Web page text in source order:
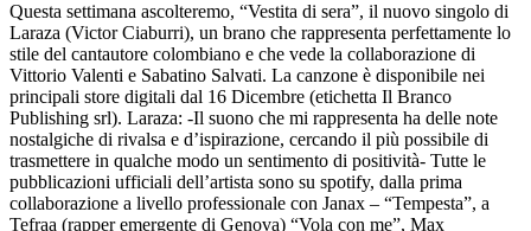
Questa settimana ascolteremo, “Vestita di sera”, il nuovo singolo di
Laraza (Victor Ciaburri), un brano che rappresenta perfettamente lo
stile del cantautore colombiano e che vede la collaborazione di
Vittorio Valenti e Sabatino Salvati. La canzone è disponibile nei
principali store digitali dal 16 Dicembre (etichetta Il Branco
Publishing srl). Laraza: -Il suono che mi rappresenta ha delle note
nostalgiche di rivalsa e d’ispirazione, cercando il più possibile di
trasmettere in qualche modo un sentimento di positività- Tutte le
pubblicazioni ufficiali dell’artista sono su spotify, dalla prima
collaborazione a livello professionale con Janax – “Tempesta”, a
Tefraa (rapper emergente di Genova) “Vola con me”, Max